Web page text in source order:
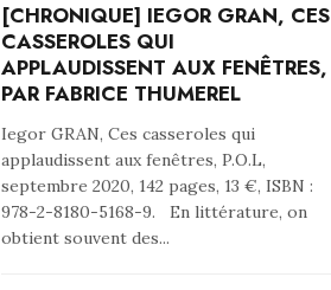
[CHRONIQUE] IEGOR GRAN, CES
CASSEROLES QUI
APPLAUDISSENT AUX FENÊTRES,
PAR FABRICE THUMEREL
Iegor GRAN, Ces casseroles qui
applaudissent aux fenêtres, P.O.L,
septembre 2020, 142 pages, 13 €, ISBN :
978-2-8180-5168-9. En littérature, on
obtient souvent des...